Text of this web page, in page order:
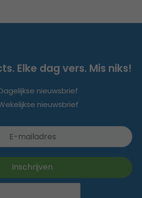
Elke dag vers. Mis niks!
nieuwsbrief
nieuwsbrief